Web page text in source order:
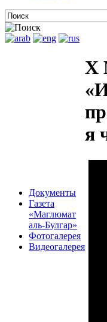
Документы
Газета
«Маглюмат
аль-Булгар»
Фотогалерея
Видеогалерея
X
я